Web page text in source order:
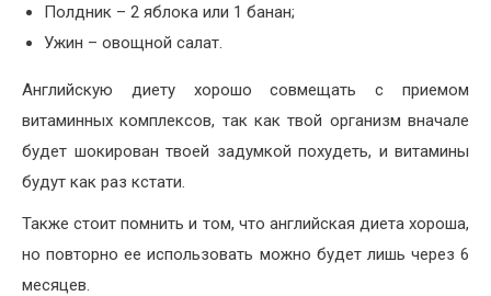
Полдник – 2 яблока или 1 банан;
Ужин – овощной салат.
Английскую диету хорошо совмещать с приемом
витаминных комплексов, так как твой организм вначале
будет шокирован твоей задумкой похудеть, и витамины
будут как раз кстати.
Также стоит помнить и том, что английская диета хороша,
но повторно ее использовать можно будет лишь через 6
месяцев.